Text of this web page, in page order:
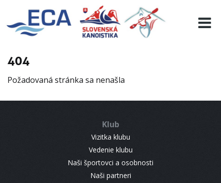
404
Požadovaná stránka sa nenašla
Klub
Vizitka klubu
Vedenie klubu
Naši športovci a osobnosti
Naši partneri
EURO 19
INFO
RESULTS
CONTACT